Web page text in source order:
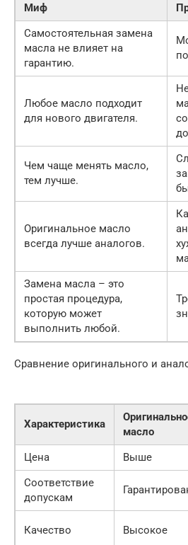
Миф
Самостоятельная замена
масла не влияет на
гарантию.
Любое масло подходит
для нового двигателя.
Чем чаще менять масло,
тем лучше.
Оригинальное масло
всегда лучше аналогов.
Замена масла – это
простая процедура,
которую может
выполнить любой.
Сравнение оригинального и
Характеристика
масло
Цена
Выше
Соответствие
допускам
Качество Высокое